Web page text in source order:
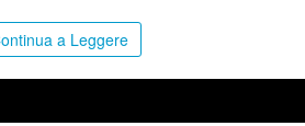
a Leggere